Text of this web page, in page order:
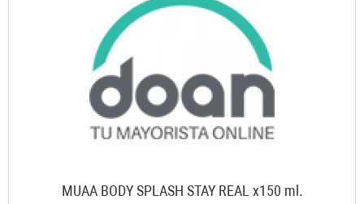
MUAA BODY SPLASH STAY REAL x150 ml.